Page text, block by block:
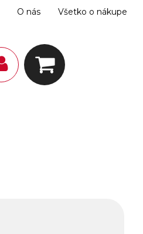
O nás Všetko o nákupe